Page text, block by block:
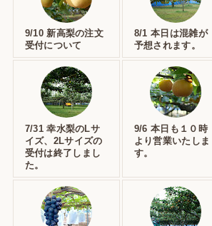
9/10 新高梨の注文
受付について
8/1 本日は混雑が
予想されます。
7/31 幸水梨のLサ
イズ、2Lサイズの
受付は終了しまし
た。
9/6 本日も１０時
より営業いたしま
す。